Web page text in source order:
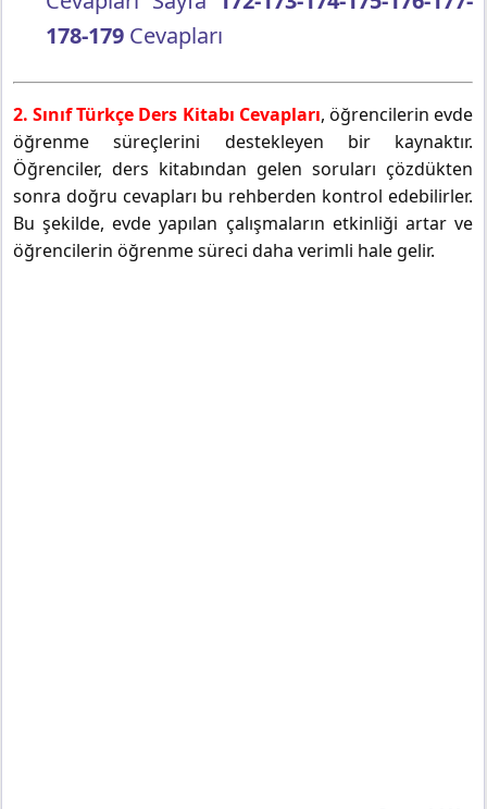
178-179 Cevapları
2. Sınıf Türkçe Ders Kitabı Cevapları, öğrencilerin evde
öğrenme süreçlerini destekleyen bir kaynaktır.
Öğrenciler, ders kitabından gelen soruları çözdükten
sonra doğru cevapları bu rehberden kontrol edebilirler.
Bu şekilde, evde yapılan çalışmaların etkinliği artar ve
öğrencilerin öğrenme süreci daha verimli hale gelir.